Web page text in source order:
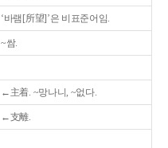
‘바램[所望]’은 비표준어임.
~쌈.
←主着. ~망나니, ~없다.
←支離.